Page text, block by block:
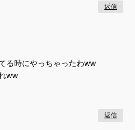
返信
る時にやっちゃったわww
ww
返信